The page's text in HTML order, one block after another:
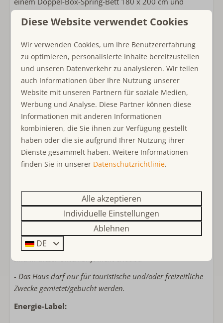
Schlafzimmer
Einzelbett: 2
Doppelbett: 2
Schlafzimmer im Erdgeschoss
Fernseher im Schlafzimmer
Kinderfreundlich
kinderfreundlich
Kinder(reise)bett
Kinderhochstuhl
Lage Unterkunft
Port Zélande
Tresor
x 200 cm. Die zwei Zimmer haben auch noch einen
genossen werden kann. Das Badezimmer auf dieser
Ebene überzeugt mit Badewanne, Dusche, Doppel-
Waschbecken und Toilette.
Zum Aus- und Einladen dürfen Sie mit dem Auto kurz
vor das Appartement fahren. Danach muss das Fahrzeug
auf einem ca. 200m entfernten Parkplatz abgestellt
werden. Mit der Erlaubnis des Eigentümers dürfen auch
maximal 2 Hunde den Urlaub zusammen mit Ihnen
genießen.
- Vermietung an Firmen/Monteure in Port Zélande ist nicht
gestattet – bei Missbrauch wird der Zugang ohne
Rückerstattung verweigert.
- Wenn Ihre Reisegruppe keine Familie ist, müssen alle
Mitreisenden mindestens 25 Jahre alt sein. Jugendgruppen
sind in dieser Unterkunft nicht erlaubt.
- Das Haus darf nur für touristische und/oder freizeitliche
Zwecke gemietet/gebucht werden.
Energie-Label:
Diese Website verwendet Cookies
Wir verwenden Cookies, um Ihre Benutzererfahrung
zu optimieren, personalisierte Inhalte bereitzustellen
und unseren Datenverkehr zu analysieren. Wir teilen
auch Informationen über Ihre Nutzung unserer
Website mit unseren Partnern für soziale Medien,
Werbung und Analyse. Diese Partner können diese
Informationen mit anderen Informationen
kombinieren, die Sie ihnen zur Verfügung gestellt
haben oder die sie aufgrund Ihrer Nutzung ihrer
Dienste gesammelt haben. Weitere Informationen
finden Sie in unserer Datenschutzrichtlinie.
Alle akzeptieren
Individuelle Einstellungen
Ablehnen
DE